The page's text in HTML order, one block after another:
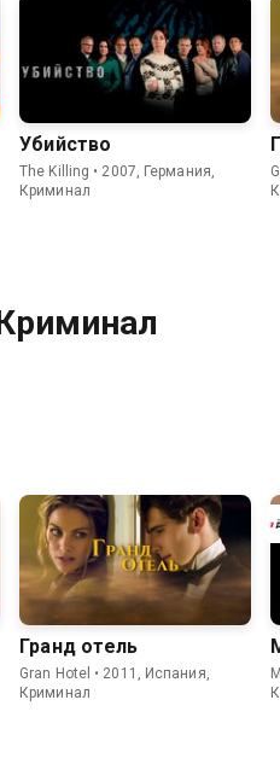
Убийство
The Killing • 2007, Германия,
Криминал
Гранд отель
Gran Hotel • 2011, Испания,
Криминал